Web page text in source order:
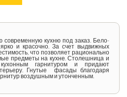
современную кухню под заказ. Бело-
и красочно. За счет выдвижных
что позволяет рационально
предметы на кухне. Столешница и
гарнитуром и придают
Гнутые фасады благодаря
воздушным и утонченным.